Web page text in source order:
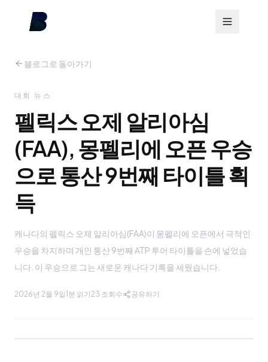
블로그로 돌아가기
대회 뉴스
펠릭스 오제 알리아심
(FAA), 몽펠리에 오픈 우승
으로 통산 9번째 타이틀 획
득
캐나다의 펠릭스 오제 알리아심(FAA)이 몽펠리에 오픈에서 극적인
우승을 차지하며 개인 통산 9번째 ATP 투어 타이틀을 손에 넣었습
니다. 이 우승으로 그는 새로운 캐나다 기록을 세웠습니다.
2026년 2월 9일1분 읽기23 조회수 공유하기